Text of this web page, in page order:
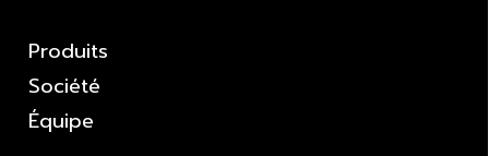
Produits
Société
Équipe